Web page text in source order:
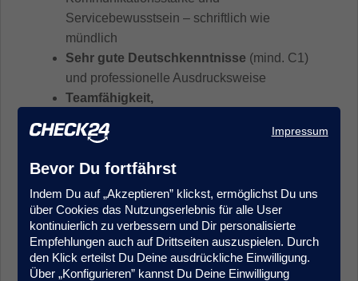
Servicebewusstsein – schriftlich wie
mündlich
Sehr gute Deutschkenntnisse (mind. C1)
und professionelle Ausdrucksweise
Teamfähigkeit,
freundlicher, verbindlicher Auftritt
Was CHECK24 Dir bietet
Balance, die zum Arbeitsalltag passt:Von
Montag bis Donnerstag arbeiten wir im
Office zusammen, freitags kannst Du mobil
Impressum
Bevor Du fortfährst
Indem Du auf „Akzeptieren” klickst, ermöglichst Du uns
über Cookies das Nutzungserlebnis für alle User
kontinuierlich zu verbessern und Dir personalisierte
Empfehlungen auch auf Drittseiten auszuspielen. Durch
den Klick erteilst Du Deine ausdrückliche Einwilligung.
Über „Konfigurieren” kannst Du Deine Einwilligung